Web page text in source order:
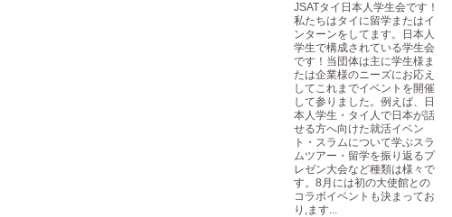
JSATタイ日本人学生会です！
私たちはタイに留学またはイ
ンターンをしてます。日本人
学生で構成されている学生会
です！当団体は主に学生様ま
たは企業様のニーズにお応え
してこれまでイベントを開催
して参りました。例えば、日
本人学生・タイ人で日本が話
せる方へ向けた就活イベン
ト・スラムについて学ぶスラ
ムツアー・留学を振り返るプ
レゼン大会など種類は様々で
す。8月には初の大使館との
コラボイベントも決まってお
り,ます...